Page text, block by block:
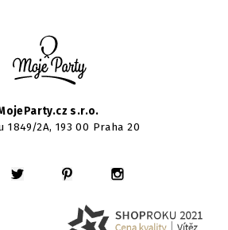
s.r.o.
1849/2A, 193 00 Praha 20